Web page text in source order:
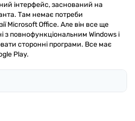
інтерфейс, заснований на
Там немає потреби
Microsoft Office. Але він все ще
з повнофункціональним Windows і
сторонні програми. Все має
Play.